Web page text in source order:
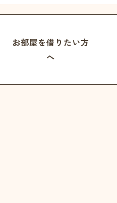
お部屋を借りたい方
へ